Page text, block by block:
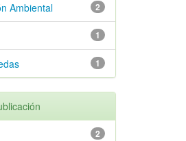
2
Ambiental
1
1
2